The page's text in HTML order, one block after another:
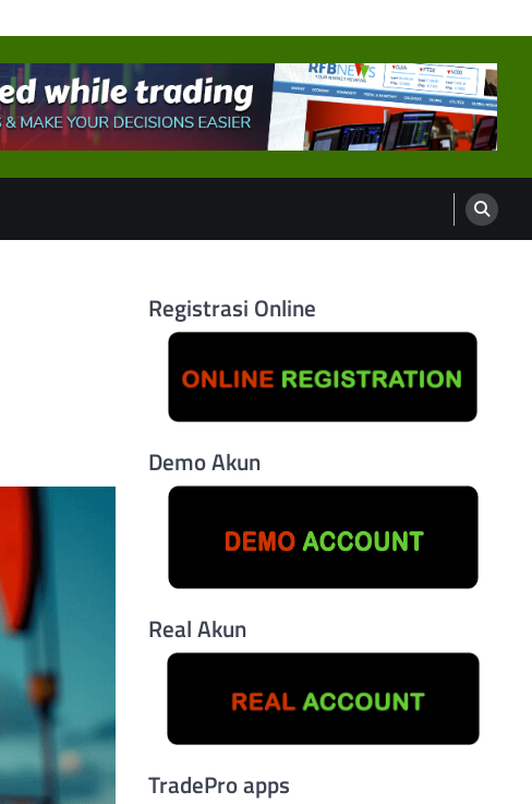
Registrasi Online
Demo Akun
Real Akun
TradePro apps